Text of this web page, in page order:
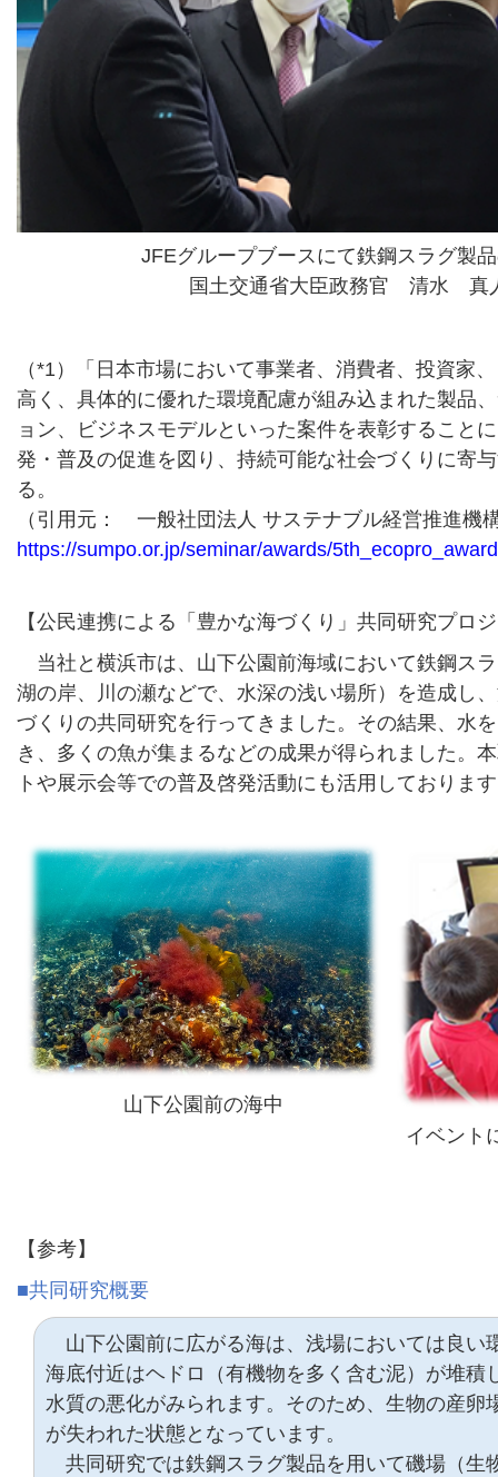
JFEグループブースにて鉄鋼スラグ製
国土交通省大臣政務官 清水 真
（*1）「日本市場において事業者、消費者、投資家
高く、具体的に優れた環境配慮が組み込まれた製品
ョン、ビジネスモデルといった案件を表彰すること
発・普及の促進を図り、持続可能な社会づくりに寄
る。
（引用元： 一般社団法人 サステナブル経営推進機
https://sumpo.or.jp/seminar/awards/
【公民連携による「豊かな海づくり」共同研究プロ
当社と横浜市は、山下公園前海域において鉄鋼ス
湖の岸、川の瀬などで、水深の浅い場所）を造成し
づくりの共同研究を行ってきました。その結果、水
き、多くの魚が集まるなどの成果が得られました。
トや展示会等での普及啓発活動にも活用しておりま
山下公園前の海中
イベント
【参考】
■共同研究概要
山下公園前に広がる海は、浅場においては良い
海底付近はヘドロ（有機物を多く含む泥）が堆積
水質の悪化がみられます。そのため、生物の産卵
が失われた状態となっています。
共同研究では鉄鋼スラグ製品を用いて磯場（生